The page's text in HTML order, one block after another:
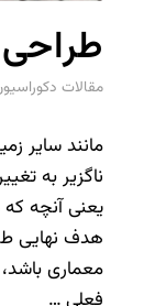
طراحی
مقالات
مانند سایر
ناگزیر به
یعنی آنچه
هدف نهایی
معماری
فعلی …